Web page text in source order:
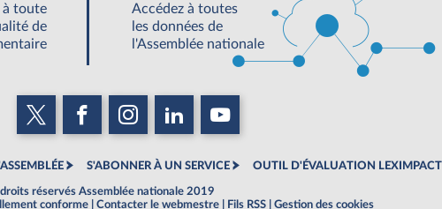
à toute
de
Accédez à toutes
les données de
l'Assemblée nationale
S'ABONNER À UN SERVICE OUTIL D'ÉVALUATION LEXIMPACT
réservés Assemblée nationale 2019
conforme Contacter le webmestre Fils RSS Gestion des cookies